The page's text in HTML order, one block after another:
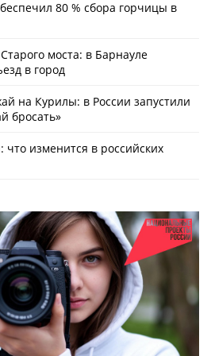
80 % сбора горчицы в
моста: в Барнауле
в город
на Курилы: в России запустили
бросать»
изменится в российских